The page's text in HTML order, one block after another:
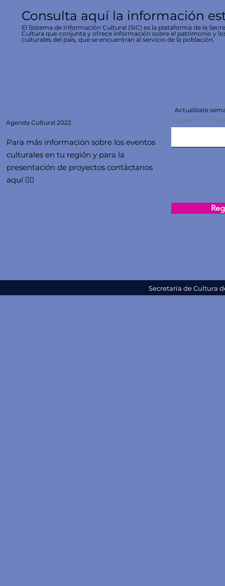
Consulta aquí la información
El Sistema de Información Cultural (SIC) es la plataforma de la
Cultura que conjunta y ofrece información sobre el patrimonio y
culturales del país, que se encuentran al servicio de la población.
Agenda Cultural 2022
Para más información sobre los eventos
culturales en tu región y para la
presentación de proyectos contáctanos
aquí 👇🏻
Actualízate
Ingresa tu email
Secretaría de Cultura